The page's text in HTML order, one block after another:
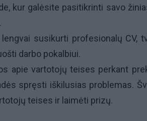
kur galėsite pasitikrinti savo
susikurti profesionalų CV,
darbo pokalbiui.
apie vartotojų teises perkant
spręsti iškilusias problemas.
teises ir laimėti prizų.